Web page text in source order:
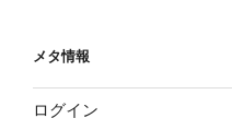
ブ
メタ情報
ログイン